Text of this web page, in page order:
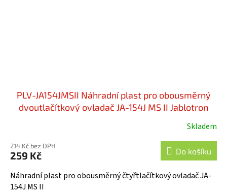
PLV-JA154JMSII Náhradní plast pro obousměrný
dvoutlačítkový ovladač JA-154J MS II Jablotron
produktu
je
5,0
z
Skladem
214 Kč bez DPH
259 Kč Do košíku
Náhradní plast pro obousměrný čtyřtlačítkový ovladač JA-
154J MS II